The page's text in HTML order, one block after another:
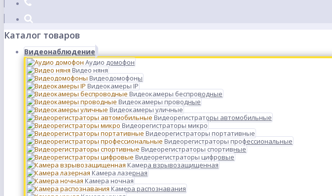
Каталог товаров
Видеонаблюдение
Аудио домофон
Видео няня
Видеодомофоны
Видеокамеры IP
Видеокамеры беспроводные
Видеокамеры проводные
Видеокамеры уличные
Видеорегистраторы автомобильные
Видеорегистраторы микро
Видеорегистраторы портативные
Видеорегистраторы профессиональные
Видеорегистраторы спортивные
Видеорегистраторы цифровые
Камера взрывозащищенная
Камера лазерная
Камера ночная
Камера распознавания